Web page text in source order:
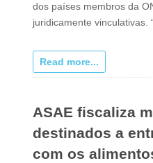
dos países membros da
juridicamente
Read more...
ASAE fiscaliza
destinados a
com os